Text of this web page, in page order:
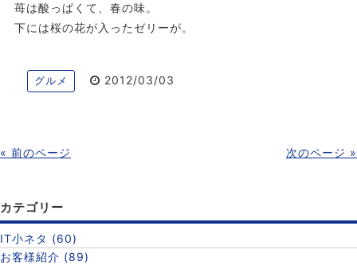
苺は酸っぱくて、春の味。
下には桜の花が入ったゼリーが。
グルメ 2012/03/03
« 前のページ 次のページ »
カテゴリー
IT小ネタ (60)
お客様紹介 (89)